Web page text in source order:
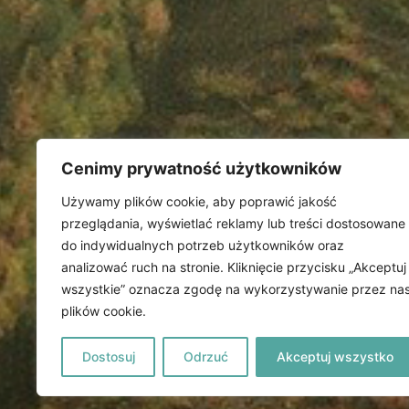
Cenimy prywatność użytkowników
Używamy plików cookie, aby poprawić jakość
przeglądania, wyświetlać reklamy lub treści dostosowane
do indywidualnych potrzeb użytkowników oraz
analizować ruch na stronie. Kliknięcie przycisku „Akceptuj
wszystkie” oznacza zgodę na wykorzystywanie przez
plików cookie.
Dostosuj Odrzuć Akceptuj wszystko